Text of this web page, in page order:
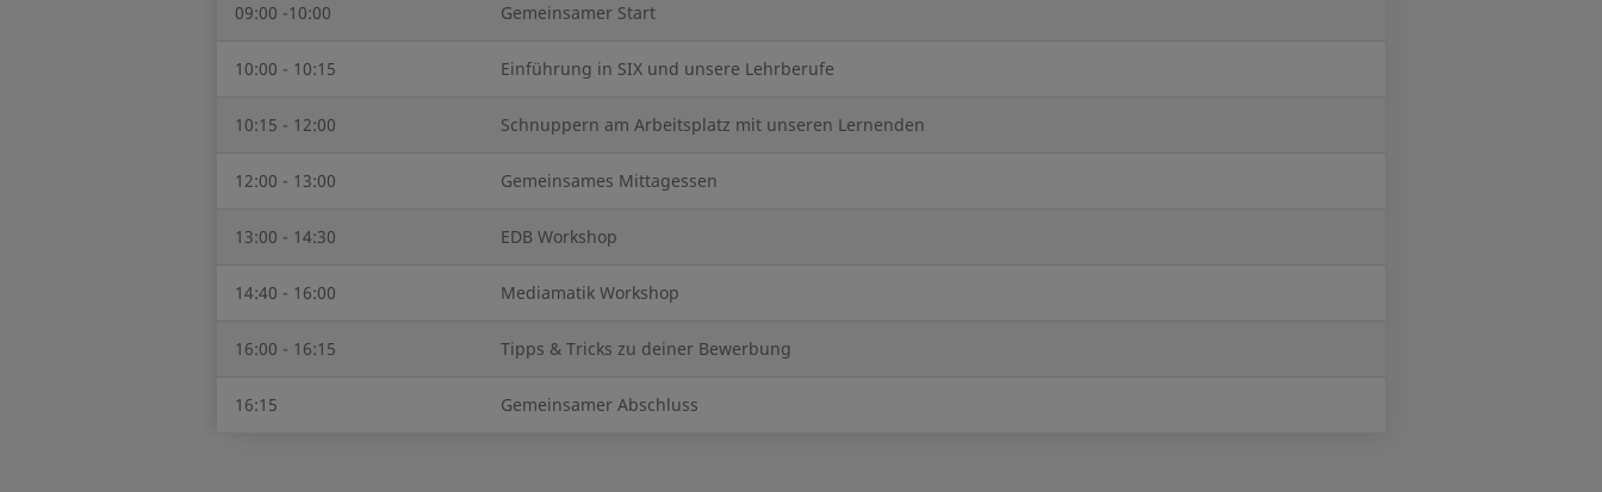
09:00 -10:00 Gemeinsamer Start
10:00 - 10:15 Einführung in SIX und unsere Lehrberufe
10:15 - 12:00 Schnuppern am Arbeitsplatz mit unseren Lernenden
12:00 - 13:00 Gemeinsames Mittagessen
13:00 - 14:30 EDB Workshop
14:40 - 16:00 Mediamatik Workshop
16:00 - 16:15 Tipps & Tricks zu deiner Bewerbung
16:15 Gemeinsamer Abschluss